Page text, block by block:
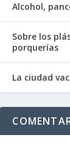
Alcohol,
Sobre los
porquerías
La ciudad